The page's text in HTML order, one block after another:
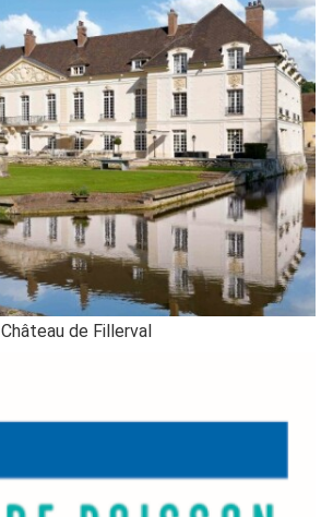
Château de Fillerval